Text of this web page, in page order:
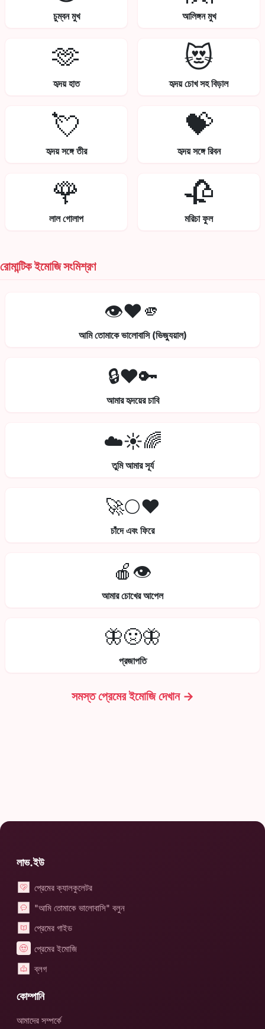
চুম্বন মুখ আলিঙ্গন মুখ
🫶
হৃদয় হাত
😻
হৃদয় চোখ সহ বিড়াল
💘
হৃদয় সঙ্গে তীর
💝
হৃদয় সঙ্গে রিবন
🌹
লাল গোলাপ
🥀
মরিচা ফুল
রোমান্টিক ইমোজি সংমিশ্রণ
👁️❤️🫵
আমি তোমাকে ভালোবাসি (ভিজ্যুয়াল)
🔒❤️🔑
আমার হৃদয়ের চাবি
☁️☀️🌈
তুমি আমার সূর্য
🚀🌕❤️
চাঁদে এবং ফিরে
🍎👁️
আমার চোখের আপেল
🦋🤢🦋
প্রজাপতি
সমস্ত প্রেমের ইমোজি দেখান →
লাভ.ইউ
প্রেমের ক্যালকুলেটর
"আমি তোমাকে ভালোবাসি" বলুন
প্রেমের গাইড
প্রেমের ইমোজি
ব্লগ
কোম্পানি
আমাদের সম্পর্কে